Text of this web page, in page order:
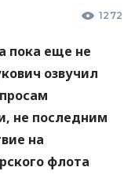
1272
пока еще не
озвучил
не последним
на
флота